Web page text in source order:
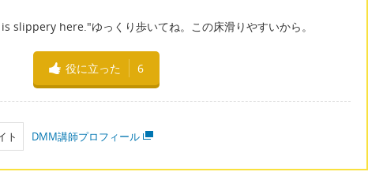
slippery here."ゆっくり歩いてね。この床滑りやすいから。
役に立った 6
ト DMM講師プロフィール